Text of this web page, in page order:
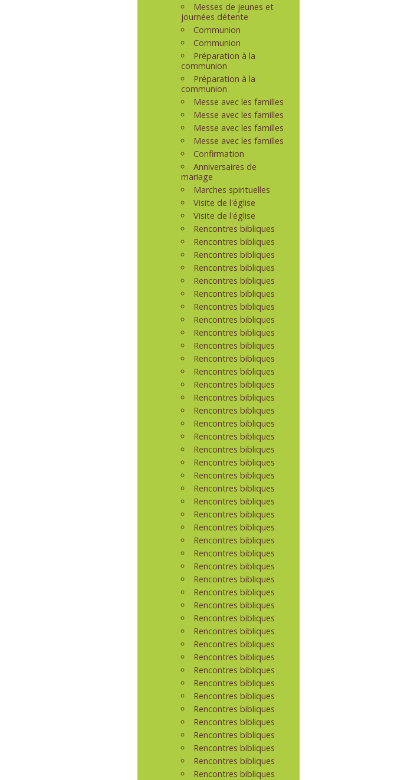
Messes de jeunes et
journées détente
Communion
Communion
Préparation à la
communion
Préparation à la
communion
Messe avec les familles
Messe avec les familles
Messe avec les familles
Messe avec les familles
Confirmation
Anniversaires de
mariage
Marches spirituelles
Visite de l'église
Visite de l'église
Rencontres bibliques
Rencontres bibliques
Rencontres bibliques
Rencontres bibliques
Rencontres bibliques
Rencontres bibliques
Rencontres bibliques
Rencontres bibliques
Rencontres bibliques
Rencontres bibliques
Rencontres bibliques
Rencontres bibliques
Rencontres bibliques
Rencontres bibliques
Rencontres bibliques
Rencontres bibliques
Rencontres bibliques
Rencontres bibliques
Rencontres bibliques
Rencontres bibliques
Rencontres bibliques
Rencontres bibliques
Rencontres bibliques
Rencontres bibliques
Rencontres bibliques
Rencontres bibliques
Rencontres bibliques
Rencontres bibliques
Rencontres bibliques
Rencontres bibliques
Rencontres bibliques
Rencontres bibliques
Rencontres bibliques
Rencontres bibliques
Rencontres bibliques
Rencontres bibliques
Rencontres bibliques
Rencontres bibliques
Rencontres bibliques
Rencontres bibliques
Rencontres bibliques
Rencontres bibliques
Rencontres bibliques